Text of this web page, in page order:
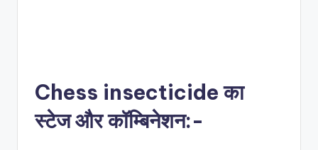
Chess insecticide का
स्टेज और कॉम्बिनेशन:-